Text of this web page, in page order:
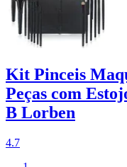
Kit Pinceis
Peças com
B Lorben
4.7